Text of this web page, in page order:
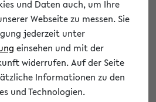
Sie sich an:
am eKVV
und Daten auch, um Ihre
Webseite zu messen. Sie
jederzeit unter
einsehen und mit der
widerrufen. Auf der Seite
Informationen zu den
und Technologien.